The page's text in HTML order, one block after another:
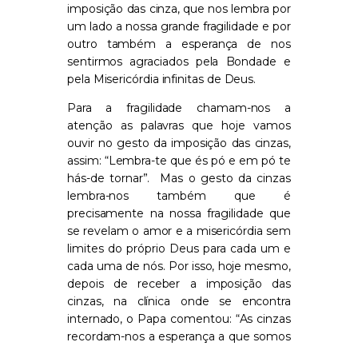
imposição das cinza, que nos lembra por
um lado a nossa grande fragilidade e por
outro também a esperança de nos
sentirmos agraciados pela Bondade e
pela Misericórdia infinitas de Deus.
Para a fragilidade chamam-nos a
atenção as palavras que hoje vamos
ouvir no gesto da imposição das cinzas,
assim: “Lembra-te que és pó e em pó te
hás-de tornar”. Mas o gesto da cinzas
lembra-nos também que é
precisamente na nossa fragilidade que
se revelam o amor e a misericórdia sem
limites do próprio Deus para cada um e
cada uma de nós. Por isso, hoje mesmo,
depois de receber a imposição das
cinzas, na clínica onde se encontra
internado, o Papa comentou: “As cinzas
recordam-nos a esperança a que somos